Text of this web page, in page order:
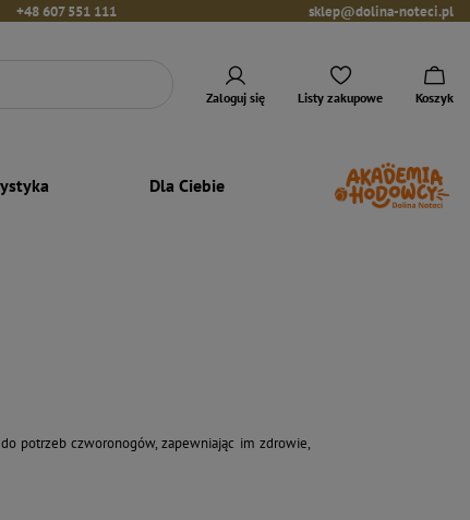
+48 607 551 111 sklep@dolina-noteci.pl
Zaloguj się Listy zakupowe Koszyk
Dla Ciebie
potrzeb czworonogów, zapewniając im zdrowie,